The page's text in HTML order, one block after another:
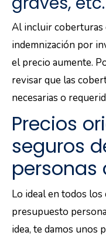
Al incluir coberturas
indemnización por
el precio aumente.
revisar que las
necesarias o
Precios
seguros
personas
Lo ideal en todos
presupuesto
idea, te damos unos